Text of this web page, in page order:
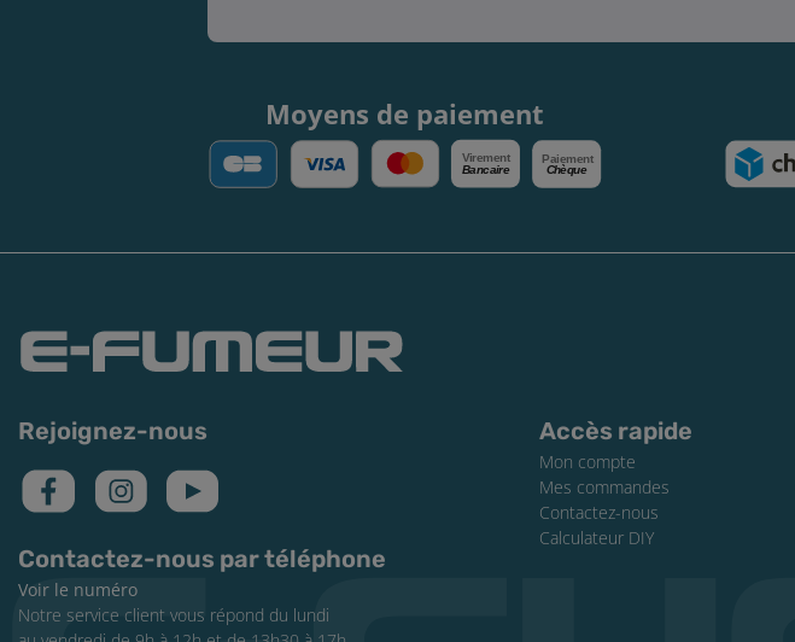
Moyens de paiement
Virement
Bancaire
Paiement
Chèque
Rejoignez-nous
Contactez-nous par téléphone
Voir le numéro
Notre service client vous répond du lundi
Accès rapide
Mon compte
Mes commandes
Contactez-nous
Calculateur DIY